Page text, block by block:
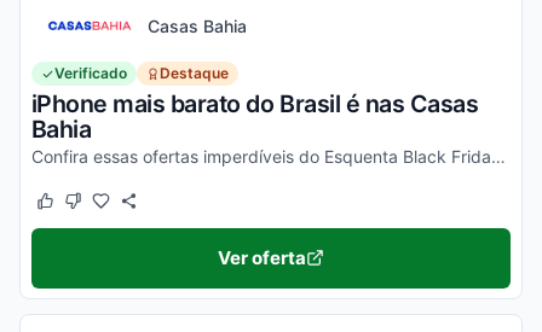
Casas Bahia
Verificado Destaque
iPhone mais barato do Brasil é nas Casas
Bahia
Confira essas ofertas imperdíveis do Esquenta Black Friday Casas Bahia!
Este cupom funcionou
Este cupom não funcionou
Ver oferta